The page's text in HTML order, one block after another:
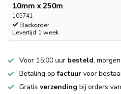
10mm x 250m
105741
Backorder
Levertijd 1 week
Voor 15:00 uur besteld,
Betaling opfactuur voor
Gratis verzending bij orders